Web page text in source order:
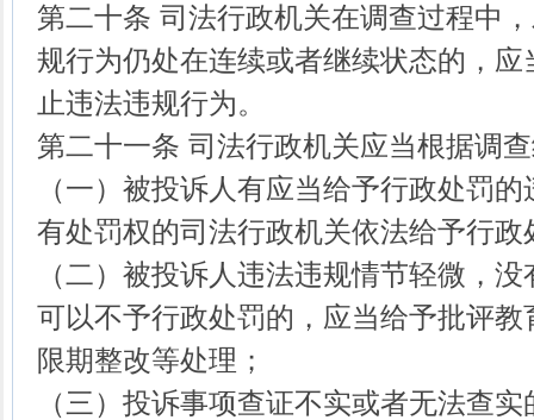
第二十条 司法行政机关在调查过程中
规行为仍处在连续或者继续状态的，
止违法违规行为。
第二十一条 司法行政机关应当根据调
（一）被投诉人有应当给予行政处罚
有处罚权的司法行政机关依法给予行政
（二）被投诉人违法违规情节轻微，
可以不予行政处罚的，应当给予批评
限期整改等处理；
（三）投诉事项查证不实或者无法查